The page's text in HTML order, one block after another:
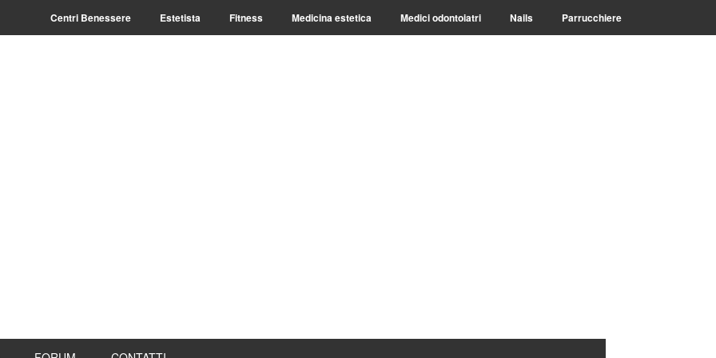
Centri Benessere Estetista Fitness Medicina estetica Medici odontoiatri Nails Parrucchiere